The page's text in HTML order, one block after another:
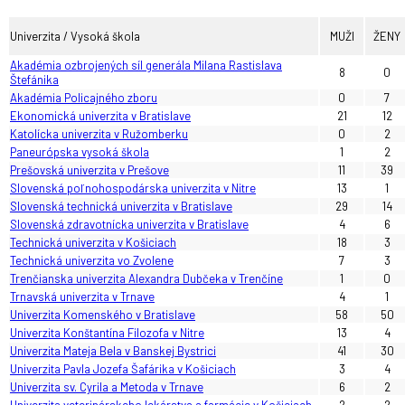
Univerzita / Vysoká škola MUŽI
ŽENY
Akadémia ozbrojených síl generála Milana Rastislava
Štefánika
8
0
Akadémia Policajného zboru
0
7
Ekonomická univerzita v Bratislave
21
12
Katolícka univerzita v Ružomberku
0
2
Paneurópska vysoká škola
1
2
Prešovská univerzita v Prešove
11
39
Slovenská poľnohospodárska univerzita v Nitre
13
1
Slovenská technická univerzita v Bratislave
29
14
Slovenská zdravotnícka univerzita v Bratislave
4
6
Technická univerzita v Košiciach
18
3
Technická univerzita vo Zvolene
7
3
Trenčianska univerzita Alexandra Dubčeka v Trenčíne
1
0
Trnavská univerzita v Trnave
4
1
Univerzita Komenského v Bratislave
58
50
Univerzita Konštantína Filozofa v Nitre
13
4
Univerzita Mateja Bela v Banskej Bystrici
41
30
Univerzita Pavla Jozefa Šafárika v Košiciach
3
4
Univerzita sv. Cyrila a Metoda v Trnave
6
2